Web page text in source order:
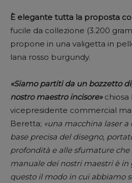
È elegante tutta la proposta
fucile da collezione (3.200
propone in una valigetta in
lana rosso burgundy.
«Siamo partiti da un bozzetto
nostro maestro incisore»chiosa
vicepresidente commercial
Beretta; «una macchina laser
base precisa del disegno,
profondità e alle sfumature che
manuale dei nostri maestri è in
questo il modo in cui abbiamo